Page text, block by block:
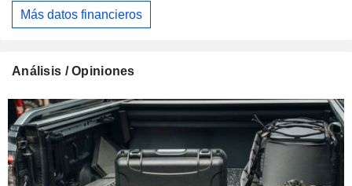
Más datos financieros
Análisis / Opiniones